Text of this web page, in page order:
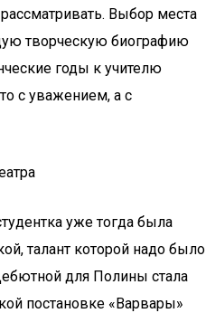
Выбор места
творческую биографию
годы к учителю
с уважением, а с
уже тогда была
талант которой надо было
для Полины стала
постановке «Варвары»